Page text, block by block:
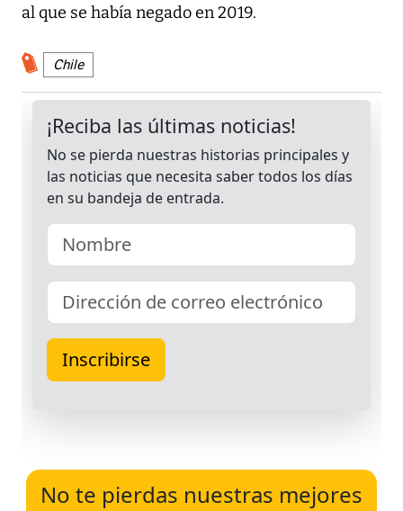
al que se había negado en 2019.
Chile
No te pierdas nuestras mejores